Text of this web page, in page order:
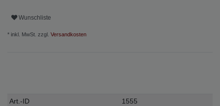
Wunschliste
* inkl. MwSt. zzgl. Versandkosten
Technisches
Wert
Art.-ID 1555